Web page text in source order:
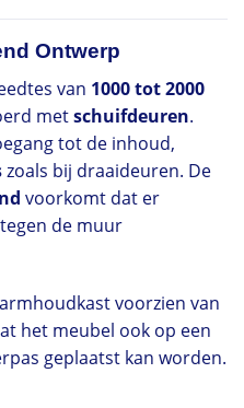
Ontwerp
van 1000 tot 2000
metschuifdeuren.
tot de inhoud,
zoals bij draaideuren. De
voorkomt dat er
de muur
voorzien van
het meubel ook op een
geplaatst kan worden.